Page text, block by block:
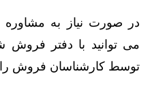
در صورت نیاز به
می توانید با دفتر
توسط کارشناسان فروش